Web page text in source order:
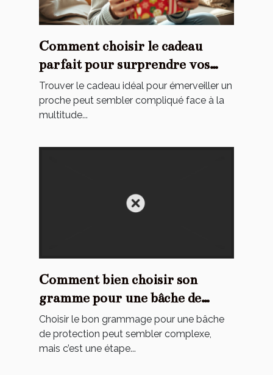
Comment choisir le cadeau
parfait pour surprendre vos
proches ?
Trouver le cadeau idéal pour émerveiller un
proche peut sembler compliqué face à la
multitude...
Comment bien choisir son
gramme pour une bâche de
protection ?
Choisir le bon grammage pour une bâche
de protection peut sembler complexe,
mais c’est une étape...